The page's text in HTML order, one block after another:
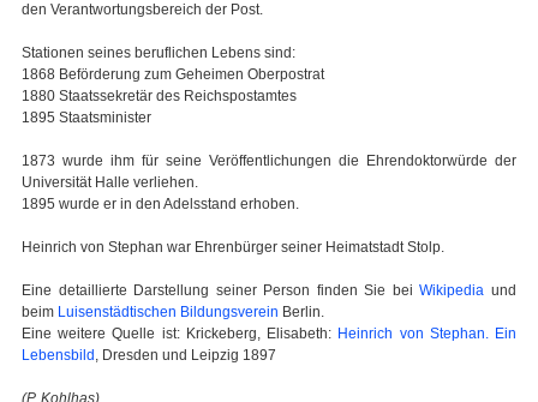
den Verantwortungsbereich der Post.
Stationen seines beruflichen Lebens sind:
1868 Beförderung zum Geheimen Oberpostrat
1880 Staatssekretär des Reichspostamtes
1895 Staatsminister
1873 wurde ihm für seine Veröffentlichungen die Ehrendoktorwürde der
Universität Halle verliehen.
1895 wurde er in den Adelsstand erhoben.
Heinrich von Stephan war Ehrenbürger seiner Heimatstadt Stolp.
Eine detaillierte Darstellung seiner Person finden Sie beiWikipedia und
beim Luisenstädtischen Bildungsverein Berlin.
Eine weitere Quelle ist: Krickeberg, Elisabeth: Heinrich von Stephan. Ein
Lebensbild , Dresden und Leipzig 1897